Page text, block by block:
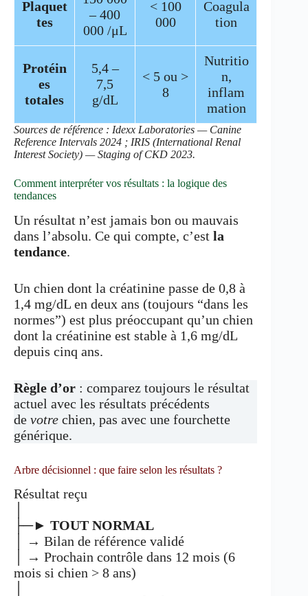
Plaquet
tes
– 400
000 /μL
< 100
000
Coagula
tion
Protéin
es
totales
5,4 –
7,5
g/dL
< 5 ou >
8
Nutritio
n,
inflam
mation
Sources de référence : Idexx Laboratories — Canine
Reference Intervals 2024 ; IRIS (International Renal
Interest Society) — Staging of CKD 2023.
Comment interpréter vos résultats : la logique des
tendances
Un résultat n’est jamais bon ou mauvais
dans l’absolu. Ce qui compte, c’est la
tendance.
Un chien dont la créatinine passe de 0,8 à
1,4 mg/dL en deux ans (toujours “dans les
normes”) est plus préoccupant qu’un chien
dont la créatinine est stable à 1,6 mg/dL
depuis cinq ans.
Règle d’or : comparez toujours le résultat
actuel avec les résultats précédents
de votre chien, pas avec une fourchette
générique.
Arbre décisionnel : que faire selon les résultats ?
Résultat reçu
├─► TOUT NORMAL
│ → Bilan de référence validé
│ → Prochain contrôle dans 12 mois (6
mois si chien > 8 ans)